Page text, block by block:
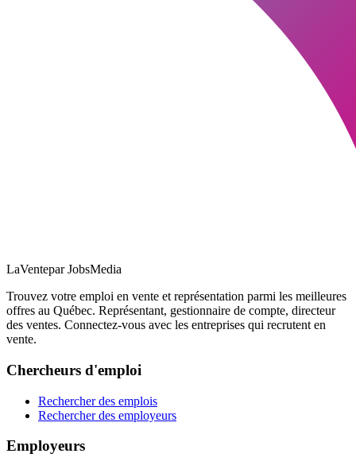
LaVentepar JobsMedia
Trouvez votre emploi en vente et représentation parmi les meilleures
offres au Québec. Représentant, gestionnaire de compte, directeur
des ventes. Connectez-vous avec les entreprises qui recrutent en
vente.
Chercheurs d'emploi
Rechercher des emplois
Rechercher des employeurs
Employeurs